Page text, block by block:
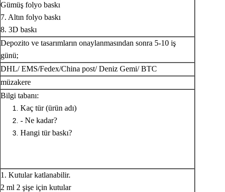
Gümüş folyo baskı
7. Altın folyo baskı
8. 3D baskı
Depozito ve tasarımların onaylanmasından sonra 5-10 iş
günü;
DHL/ EMS/Fedex/China post/ Deniz Gemi/ BTC
müzakere
Bilgi tabanı:
Kaç tür (ürün adı)
- Ne kadar?
Hangi tür baskı?
1. Kutular katlanabilir.
2 ml 2 şişe için kutular